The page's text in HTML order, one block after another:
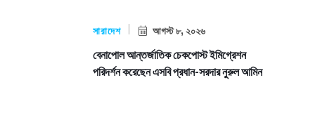
সারাদেশ আগস্ট ৮, ২০২৬
বেনাপোল আন্তর্জাতিক চেকপোস্ট ইমিগ্রেশন
পরিদর্শন করেছেন এসবি প্রধান-সরদার নুরুল আমিন